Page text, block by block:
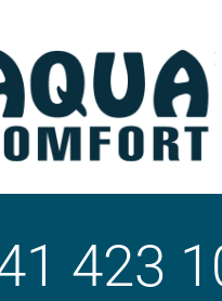
423